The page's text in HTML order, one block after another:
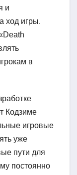
и
ход игры.
в
Кодзиме
игровые
уже
пути для
постоянно